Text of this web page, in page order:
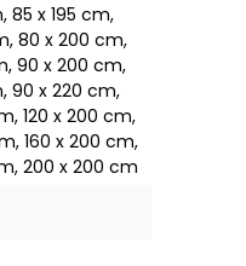
85 x 195 cm,
80 x 200 cm,
90 x 200 cm,
90 x 220 cm,
120 x 200 cm,
160 x 200 cm,
200 x 200 cm